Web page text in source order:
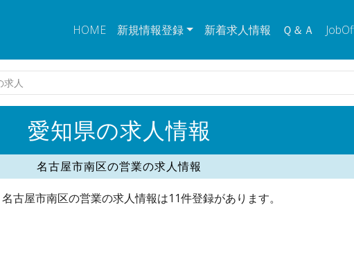
HOME 新規情報登録 新着求人情報 Ｑ＆Ａ
求人
愛知県の求人情報
名古屋市南区の営業の求人情報
古屋市南区の営業の求人情報は11件登録があります。